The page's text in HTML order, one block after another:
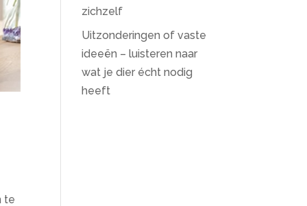
te
zichzelf
Uitzonderingen of vaste
ideeën – luisteren naar
wat je dier écht nodig
heeft